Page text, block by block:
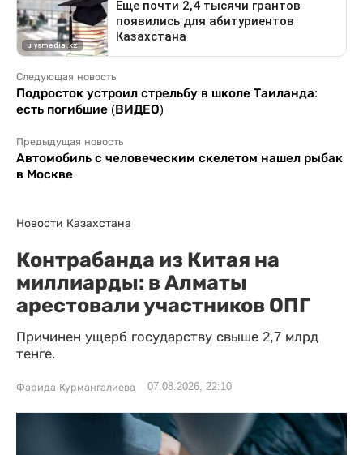
Следующая новость
Подросток устроил стрельбу в школе Таиланда:
есть погибшие (ВИДЕО)
Предыдущая новость
Автомобиль с человеческим скелетом нашел рыбак
в Москве
Новости Казахстана
Контрабанда из Китая на
миллиарды: в Алматы
арестовали участников ОПГ
Причинен ущерб государству свыше 2,7 млрд
тенге.
Фарида Курмангалиева 07.08.2026, 22:10